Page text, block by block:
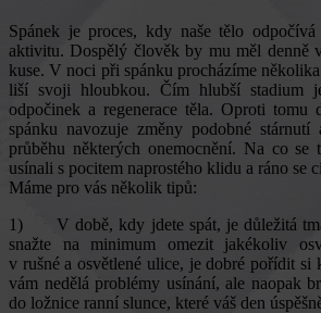
Spánek je proces, kdy naše tělo
aktivitu. Dospělý člověk by mu měl denně
kuse. V noci při spánku procházíme
liší svoji hloubkou. Čím hlubší stadium
odpočinek a regenerace těla. Oproti tomu
spánku navozuje změny podobné
průběhu některých onemocnění. Na co se
usínali s pocitem naprostého klidu a ráno se
Máme pro vás několik tipů:
1) V době, kdy jdete spát, je důležitá
snažte na minimum omezit jakékoliv
v rušné a osvětlené ulice, je dobré pořídit si
vám nedělá problémy usínání, ale naopak
do ložnice ranní slunce, které váš den